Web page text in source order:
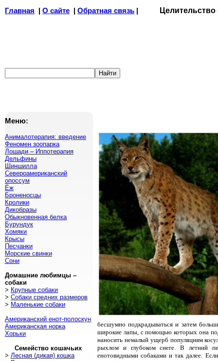
Главная | О сайте | Обратная связь |
бесшумно подкрадываться и затем
широкие лапы, с помощью которых она
наносить немалый ущерб популяциям
рыхлом и глубоком снеге. В летний
енотовидными собаками и так далее.
Меню:
Анималотерапия: введение
Феномен зоопарка
Лошади – Иппотерапия
Дельфины
Шиншилла
Североамериканский
опоссум
Ёж
Броненосцы
Кролики
Дикобразы
Обыкновенная белка
Бурундук
Хомяки
Крысы
Песчанки
Морские свинки
Сони
Домашние любимцы –
собаки
> Крупные собаки
> Собаки средних размеров
> Маленькие собаки
Американский енот-полоскун
Американская норка
Хорьки
Семейство кошачьих
> Лесная (дикая) кошка